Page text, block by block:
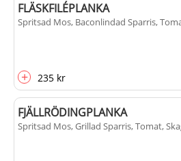
FLÄSKFILÉPLANKA
Spritsad Mos, Baconlindad Sparris,
+ 235 kr
FJÄLLRÖDINGPLANKA
Spritsad Mos, Grillad Sparris, Tomat,